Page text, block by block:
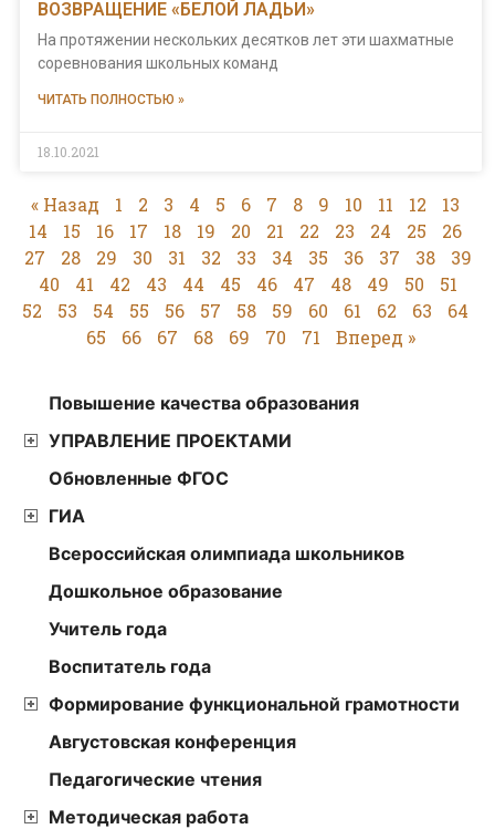
ВОЗВРАЩЕНИЕ «БЕЛОЙ ЛАДЬИ»
На протяжении нескольких десятков лет эти шахматные
соревнования школьных команд
ЧИТАТЬ ПОЛНОСТЬЮ »
18.10.2021
« Назад 1 2 3 4 5 6 7 8 9 10 11 12
13
14
15 16 17 18 19 20 21 22 23 24 25
26
27
28 29 30 31 32 33 34 35 36 37 38
39
40
41 42 43 44 45 46 47 48 49 50
51
52
53 54 55 56 57 58 59 60 61 62 63
64
65
66 67 68 69 70 71 Вперед »
Повышение качества образования
УПРАВЛЕНИЕ ПРОЕКТАМИ
Обновленные ФГОС
ГИА
Всероссийская олимпиада школьников
Дошкольное образование
Учитель года
Воспитатель года
Формирование функциональной грамотности
Августовская конференция
Педагогические чтения
Методическая работа